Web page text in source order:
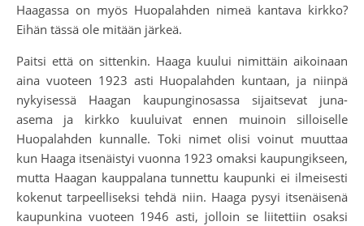
Haagassa on myös Huopalahden nimeä kantava kirkko?
Eihän tässä ole mitään järkeä.
Paitsi että on sittenkin. Haaga kuului nimittäin aikoinaan
aina vuoteen 1923 asti Huopalahden kuntaan, ja niinpä
nykyisessä Haagan kaupunginosassa sijaitsevat juna-
asema ja kirkko kuuluivat ennen muinoin silloiselle
Huopalahden kunnalle. Toki nimet olisi voinut muuttaa
kun Haaga itsenäistyi vuonna 1923 omaksi kaupungikseen,
mutta Haagan kauppalana tunnettu kaupunki ei ilmeisesti
kokenut tarpeelliseksi tehdä niin. Haaga pysyi itsenäisenä
kaupunkina vuoteen 1946 asti, jolloin se liitettiin osaksi